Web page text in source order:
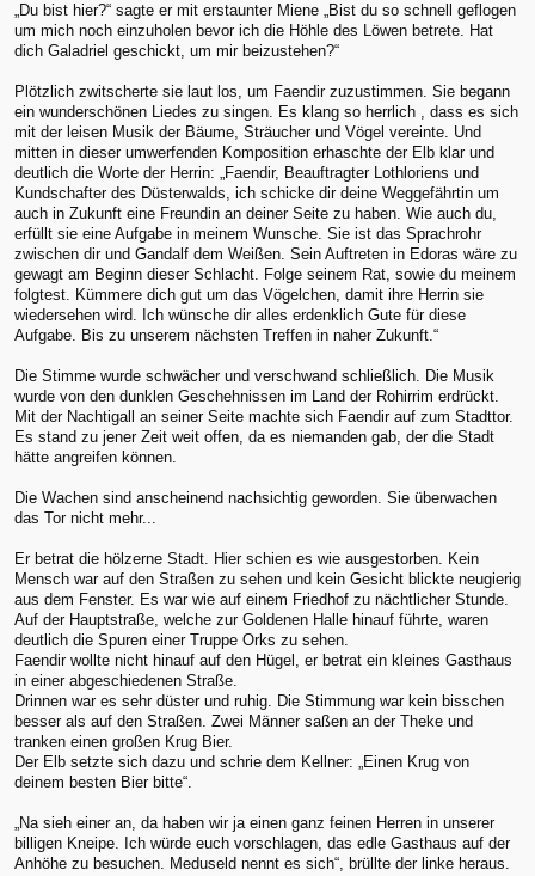
„Du bist hier?“ sagte er mit erstaunter Miene „Bist du so schnell geflogen
um mich noch einzuholen bevor ich die Höhle des Löwen betrete. Hat
dich Galadriel geschickt, um mir beizustehen?“
Plötzlich zwitscherte sie laut los, um Faendir zuzustimmen. Sie begann
ein wunderschönen Liedes zu singen. Es klang so herrlich , dass es sich
mit der leisen Musik der Bäume, Sträucher und Vögel vereinte. Und
mitten in dieser umwerfenden Komposition erhaschte der Elb klar und
deutlich die Worte der Herrin: „Faendir, Beauftragter Lothloriens und
Kundschafter des Düsterwalds, ich schicke dir deine Weggefährtin um
auch in Zukunft eine Freundin an deiner Seite zu haben. Wie auch du,
erfüllt sie eine Aufgabe in meinem Wunsche. Sie ist das Sprachrohr
zwischen dir und Gandalf dem Weißen. Sein Auftreten in Edoras wäre zu
gewagt am Beginn dieser Schlacht. Folge seinem Rat, sowie du meinem
folgtest. Kümmere dich gut um das Vögelchen, damit ihre Herrin sie
wiedersehen wird. Ich wünsche dir alles erdenklich Gute für diese
Aufgabe. Bis zu unserem nächsten Treffen in naher Zukunft.“
Die Stimme wurde schwächer und verschwand schließlich. Die Musik
wurde von den dunklen Geschehnissen im Land der Rohirrim erdrückt.
Mit der Nachtigall an seiner Seite machte sich Faendir auf zum Stadttor.
Es stand zu jener Zeit weit offen, da es niemanden gab, der die Stadt
hätte angreifen können.
Die Wachen sind anscheinend nachsichtig geworden. Sie überwachen
das Tor nicht mehr...
Er betrat die hölzerne Stadt. Hier schien es wie ausgestorben. Kein
Mensch war auf den Straßen zu sehen und kein Gesicht blickte neugierig
aus dem Fenster. Es war wie auf einem Friedhof zu nächtlicher Stunde.
Auf der Hauptstraße, welche zur Goldenen Halle hinauf führte, waren
deutlich die Spuren einer Truppe Orks zu sehen.
Faendir wollte nicht hinauf auf den Hügel, er betrat ein kleines Gasthaus
in einer abgeschiedenen Straße.
Drinnen war es sehr düster und ruhig. Die Stimmung war kein bisschen
besser als auf den Straßen. Zwei Männer saßen an der Theke und
tranken einen großen Krug Bier.
Der Elb setzte sich dazu und schrie dem Kellner: „Einen Krug von
deinem besten Bier bitte“.
„Na sieh einer an, da haben wir ja einen ganz feinen Herren in unserer
billigen Kneipe. Ich würde euch vorschlagen, das edle Gasthaus auf der
Anhöhe zu besuchen. Meduseld nennt es sich“, brüllte der linke heraus.